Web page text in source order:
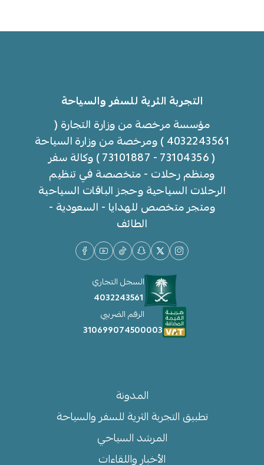
التجربة الثرية للسفر والسياحة
مؤسسة مرخصة من وزارة التجارة (
4032243561 ) ومرخصة من وزارة السياحة
( 73104356 - 73101887 ) وكالة سفر
ومنظم رحلات - متخصصة في تنظيم
الرحلات السياحية وحجز الباقات السياحية
ومتجر متخصص للهدايا - السعودية -
الطائف
السجل التجاري
4032243561
الرقم الضريبي
310699074500003
المدونة
تطبيق التجربة الثرية للسفر والسياحة
المرشد السياحي
الأخبار واللقاءات